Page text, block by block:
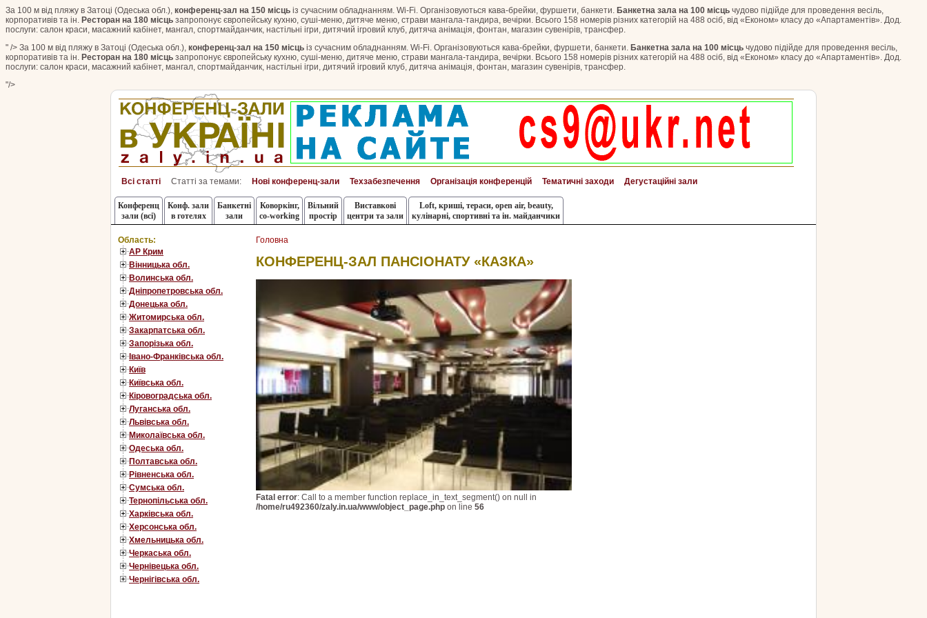
За 100 м від пляжу в Затоці (Одеська обл.), конференц-зал на 150 місць із сучасним обладнанням. Wi-Fi. Організовуються кава-брейки, фуршети, банкети. Банкетна зала на 100 місць чудово підійде для проведення весіль,
корпоративів та ін. Ресторан на 180 місць запропонує європейську кухню, суші-меню, дитяче меню, страви мангала-тандира, вечірки. Всього 158 номерів різних категорій на 488 осіб, від «Економ» класу до «Апартаментів». Дод.
послуги: салон краси, масажний кабінет, мангал, спортмайданчик, настільні ігри, дитячий ігровий клуб, дитяча анімація, фонтан, магазин сувенірів, трансфер.
" /> За 100 м від пляжу в Затоці (Одеська обл.), конференц-зал на 150 місць із сучасним обладнанням. Wi-Fi. Організовуються кава-брейки, фуршети, банкети. Банкетна зала на 100 місць чудово підійде для проведення весіль,
корпоративів та ін. Ресторан на 180 місць запропонує європейську кухню, суші-меню, дитяче меню, страви мангала-тандира, вечірки. Всього 158 номерів різних категорій на 488 осіб, від «Економ» класу до «Апартаментів». Дод.
послуги: салон краси, масажний кабінет, мангал, спортмайданчик, настільні ігри, дитячий ігровий клуб, дитяча анімація, фонтан, магазин сувенірів, трансфер.
"/>
Всі статті Статті за темами: Нові конференц-зали Техзабезпечення Організація конференцій Тематичні заходи Дегустаційні зали
Конференц
зали (всі)
Конф. зали
в готелях
Банкетні
зали
Коворкінг,
co-working
Вільний
простір
Виставкові
центри та зали
Loft, криші, тераси, оpen air, beauty,
кулінарні, спортивні та ін. майданчики
Область:
АР Крим
Вінницька обл.
Волинська обл.
Дніпропетровська обл.
Донецька обл.
Житомирська обл.
Закарпатська обл.
Запорізька обл.
Івано-Франківська обл.
Київ
Київська обл.
Кіровоградська обл.
Луганська обл.
Львівська обл.
Миколаївська обл.
Одеська обл.
Полтавська обл.
Рівненська обл.
Сумська обл.
Тернопільська обл.
Харківська обл.
Херсонська обл.
Хмельницька обл.
Черкаська обл.
Чернівецька обл.
Чернігівська обл.
Головна
КОНФЕРЕНЦ-ЗАЛ ПАНСІОНАТУ «КАЗКА»
Fatal error: Call to a member function replace_in_text_segment() on null in
/home/ru492360/zaly.in.ua/www/object_page.php on line 56